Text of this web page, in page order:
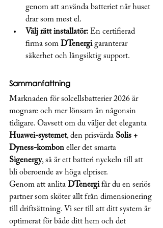
genom att använda batteriet när huset
drar som mest el.
Välj rätt installatör: En certifierad
firma som DTenergi garanterar
säkerhet och långsiktig support.
Sammanfattning
Marknaden för solcellsbatterier 2026 är
mognare och mer lönsam än någonsin
tidigare. Oavsett om du väljer det eleganta
Huawei-systemet, den prisvärda Solis +
Dyness-kombon eller det smarta
Sigenergy, så är ett batteri nyckeln till att
bli oberoende av höga elpriser.
Genom att anlita DTenergi får du en seriös
partner som sköter allt från dimensionering
till driftsättning. Vi ser till att ditt system är
optimerat för både ditt hem och det